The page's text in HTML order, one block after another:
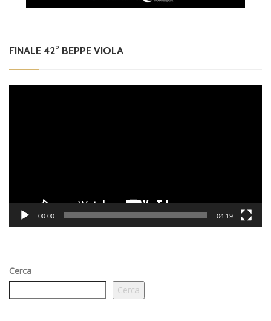
FINALE 42° BEPPE VIOLA
00:00 04:19
Cerca
Cerca